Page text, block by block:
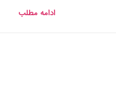
ادامه مطلب